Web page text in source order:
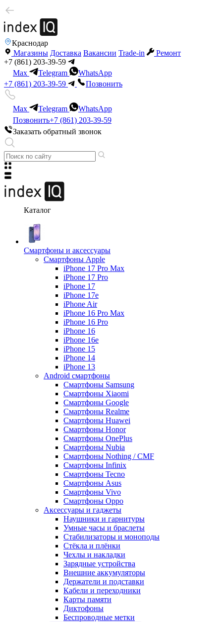
Краснодар
Магазины Доставка Вакансии Trade-in
Ремонт
+7 (861) 203-39-59
Max
Telegram
WhatsApp
+7 (861) 203-39-59
Позвонить
Max Telegram
WhatsApp
Позвонить+7 (861) 203-39-59
Заказать обратный звонок
Каталог
Смартфоны и аксессуары
Смартфоны Apple
iPhone 17 Pro Max
iPhone 17 Pro
iPhone 17
iPhone 17e
iPhone Air
iPhone 16 Pro Max
iPhone 16 Pro
iPhone 16
iPhone 16e
iPhone 15
iPhone 14
iPhone 13
Android cмартфоны
Смартфоны Samsung
Смартфоны Xiaomi
Смартфоны Google
Смартфоны Realme
Смартфоны Huawei
Смартфоны Honor
Смартфоны OnePlus
Смартфоны Nubia
Смартфоны Nothing / CMF
Смартфоны Infinix
Смартфоны Tecno
Смартфоны Asus
Смартфоны Vivo
Смартфоны Oppo
Аксессуары и гаджеты
Наушники и гарнитуры
Умные часы и браслеты
Стабилизаторы и моноподы
Стёкла и плёнки
Чехлы и накладки
Зарядные устройства
Внешние аккумуляторы
Держатели и подставки
Кабели и переходники
Карты памяти
Диктофоны
Беспроводные метки